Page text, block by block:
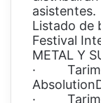
asistentes.
Listado de
Festival
METAL Y
· Tarima
· Tarima